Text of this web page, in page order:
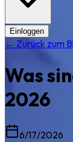
Einloggen
← Zurück zum
Was
2026
6/17/2026